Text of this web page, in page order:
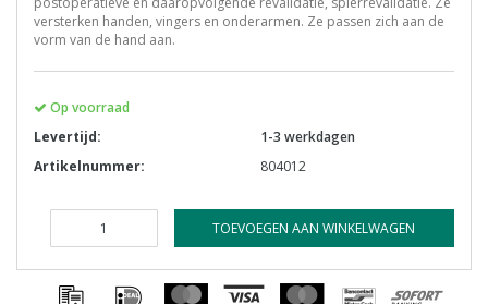
versterken handen, vingers en onderarmen. Ze passen zich aan de
vorm van de hand aan.
Op voorraad
Levertijd:
1-3 werkdagen
Artikelnummer:
804012
TOEVOEGEN AAN WINKELWAGEN